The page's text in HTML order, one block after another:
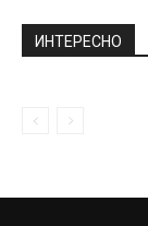
ИНТЕРЕСНО